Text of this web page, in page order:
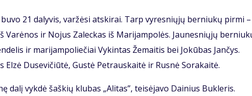
21 dalyvis, varžėsi atskirai. Tarp vyresniųjų berniukų pirmi –
Varėnos ir Nojus Zaleckas iš Marijampolės. Jaunesniųjų
ir marijampoliečiai Vykintas Žemaitis bei Jokūbas Jančys.
Dusevičiūtė, Gustė Petrauskaitė ir Rusnė Sorakaitė.
dalį vykdė šaškių klubas „Alitas”, teisėjavo Dainius Bukleris.